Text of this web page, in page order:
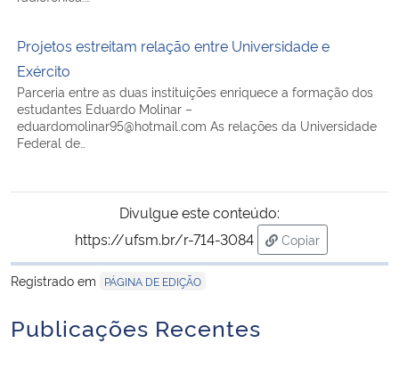
Projetos estreitam relação entre Universidade e
Exército
Parceria entre as duas instituições enriquece a formação dos
estudantes Eduardo Molinar –
eduardomolinar95@hotmail.com As relações da Universidade
Federal de…
Divulgue este conteúdo:
https://ufsm.br/r-714-3084
Copiar
para área de
Registrado em
PÁGINA DE EDIÇÃO
Publicações Recentes